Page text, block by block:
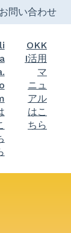
お問い合わせ
OKK
I活用
マ
ニュ
アル
はこ
ちら